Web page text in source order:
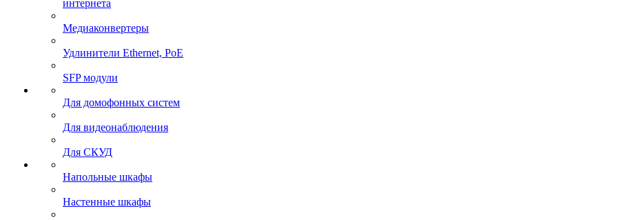
интернета
Медиаконвертеры
Удлинители Ethernet, PoE
SFP модули
Для домофонных систем
Для видеонаблюдения
Для СКУД
Напольные шкафы
Настенные шкафы